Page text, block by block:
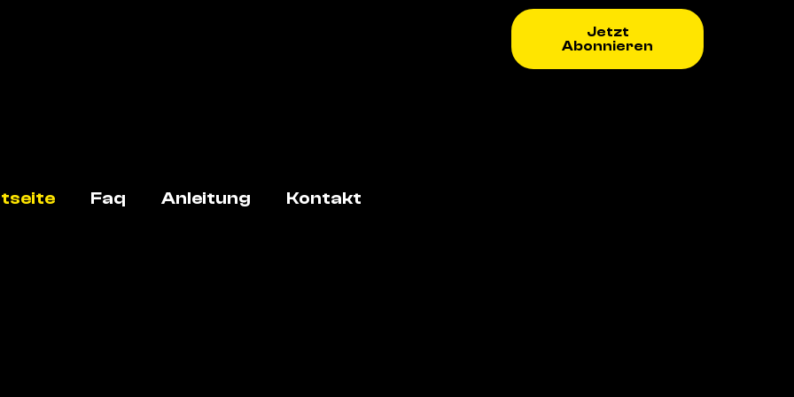
Faq Anleitung Kontakt
Jetzt
Abonnieren